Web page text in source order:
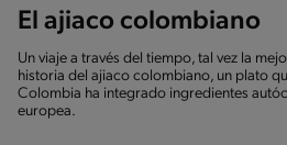
El ajiaco colombiano
Un viaje a través del tiempo, tal vez la
historia del ajiaco colombiano, un plato
Colombia ha integrado ingredientes
europea.